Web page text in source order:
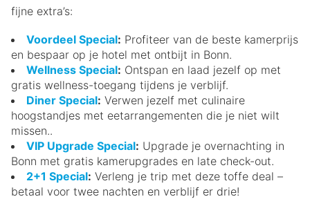
fijne extra’s:
Voordeel Special: Profiteer van de beste kamerprijs
en bespaar op je hotel met ontbijt in Bonn.
Wellness Special: Ontspan en laad jezelf op met
gratis wellness-toegang tijdens je verblijf.
Diner Special: Verwen jezelf met culinaire
hoogstandjes met eetarrangementen die je niet wilt
missen..
VIP Upgrade Special: Upgrade je overnachting in
Bonn met gratis kamerupgrades en late check-out.
2+1 Special: Verleng je trip met deze toffe deal –
betaal voor twee nachten en verblijf er drie!